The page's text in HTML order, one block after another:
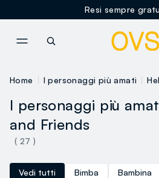
Resi sempre
Home I personaggi più amati
I personaggi più
and Friends
( 27 )
Vedi tutti Bimba Bambina